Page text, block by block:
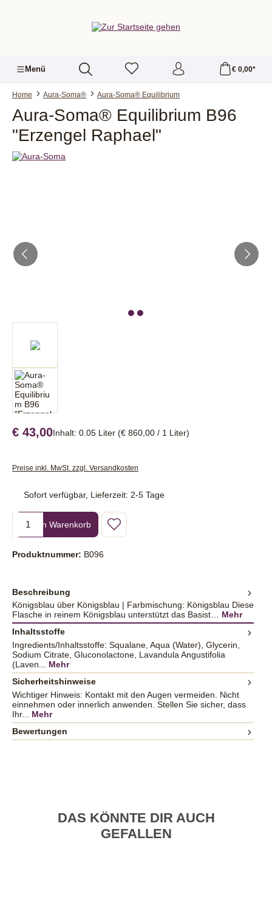
Menü € 0,00*
Home Aura-Soma® Aura-Soma® Equilibrium
Aura-Soma® Equilibrium B96
"Erzengel Raphael"
€ 43,00Inhalt: 0.05 Liter (€ 860,00 / 1 Liter)
Preise inkl. MwSt. zzgl. Versandkosten
Sofort verfügbar, Lieferzeit: 2-5 Tage
Produkt Anzahl: Gib den gewünschten Wert ein oder benutze die
In den Warenkorb
Produktnummer: B096
Beschreibung
Königsblau über Königsblau | Farbmischung: Königsblau Diese
Flasche in reinem Königsblau unterstützt das Basist… Mehr
Inhaltsstoffe
Ingredients/Inhaltsstoffe: Squalane, Aqua (Water), Glycerin,
Sodium Citrate, Gluconolactone, Lavandula Angustifolia
(Laven... Mehr
Sicherheitshinweise
Wichtiger Hinweis: Kontakt mit den Augen vermeiden. Nicht
einnehmen oder innerlich anwenden. Stellen Sie sicher, dass
Ihr... Mehr
Bewertungen
DAS KÖNNTE DIR AUCH
GEFALLEN